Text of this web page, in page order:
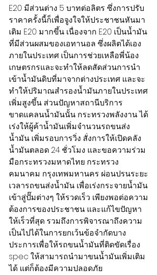
E20 มีส่วนต่าง 5 บาทต่อลิตร ซึ่งการปรับ
ราคาครั้งนี้ก็เพื่อจูงใจให้ประชาชนหันมา
เติม E20 มากขึ้น เนื่องจาก E20 เป็นน้ำมัน
ที่มีส่วนผสมของเอทานอล ซึ่งผลิตได้เอง
ภายในประเทศ เป็นการช่วยเหลือพี่น้อง
เกษตรกรและจะทำให้ลดสัดส่วนการนำ
เข้าน้ำมันดิบที่มาจากต่างประเทศ และจะ
ทำให้ปริมาณสำรองน้ำมันภายในประเทศ
เพิ่มสูงขึ้น ส่วนปัญหาสถานีบริการ
ขาดแคลนน้ำมันนั้น กระทรวงพลังงาน ได้
เร่งให้ผู้ค้าน้ำมันเพิ่มจำนวนรถขนส่ง
น้ำมัน เพิ่มรอบการวิ่ง สั่งการให้เปิดคลัง
น้ำมันตลอด 24 ชั่วโมง และขอความร่วม
มือกระทรวงมหาดไทย กระทรวง
คมนาคม กรุงเทพมหานคร ผ่อนปรนระยะ
เวลารถขนส่งน้ำมัน เพื่อเร่งกระจายน้ำมัน
เข้าสู่ปั๊มต่างๆ ให้รวดเร็ว เพียงพอต่อความ
ต้องการของประชาชน และแก้ไขปัญหา
ให้เร็วที่สุด รวมถึงการพิจารณาถึงความ
เป็นไปได้ในการยกเว้นข้อจำกัดบาง
ประการเพื่อให้รถขนน้ำมันที่ติดขัดเรื่อง
spec ให้สามารถนำมาขนน้ำมันเพิ่มเติม
ได้ แต่ก็ต้องมีความปลอดภัย